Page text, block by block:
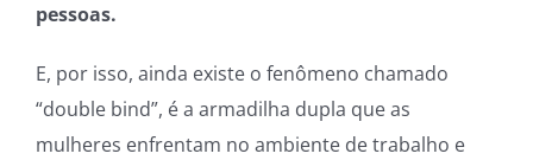
pessoas.
E, por isso, ainda existe o fenômeno chamado
“double bind”, é a armadilha dupla que as
mulheres enfrentam no ambiente de trabalho e